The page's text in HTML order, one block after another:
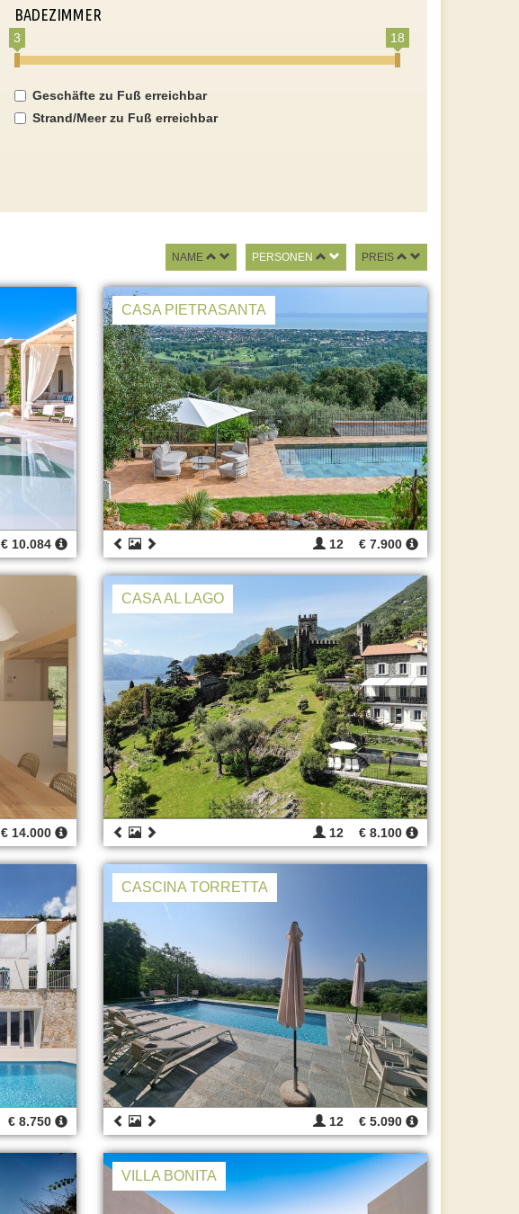
BADEZIMMER
3 18
Geschäfte zu Fuß erreichbar
Strand/Meer zu Fuß erreichbar
NAME PERSONEN PREIS
€ 10.084
CASA PIETRASANTA
12 € 7.900
€ 14.000
CASA AL LAGO
12 € 8.100
€ 8.750
CASCINA TORRETTA
12 € 5.090
VILLA BONITA